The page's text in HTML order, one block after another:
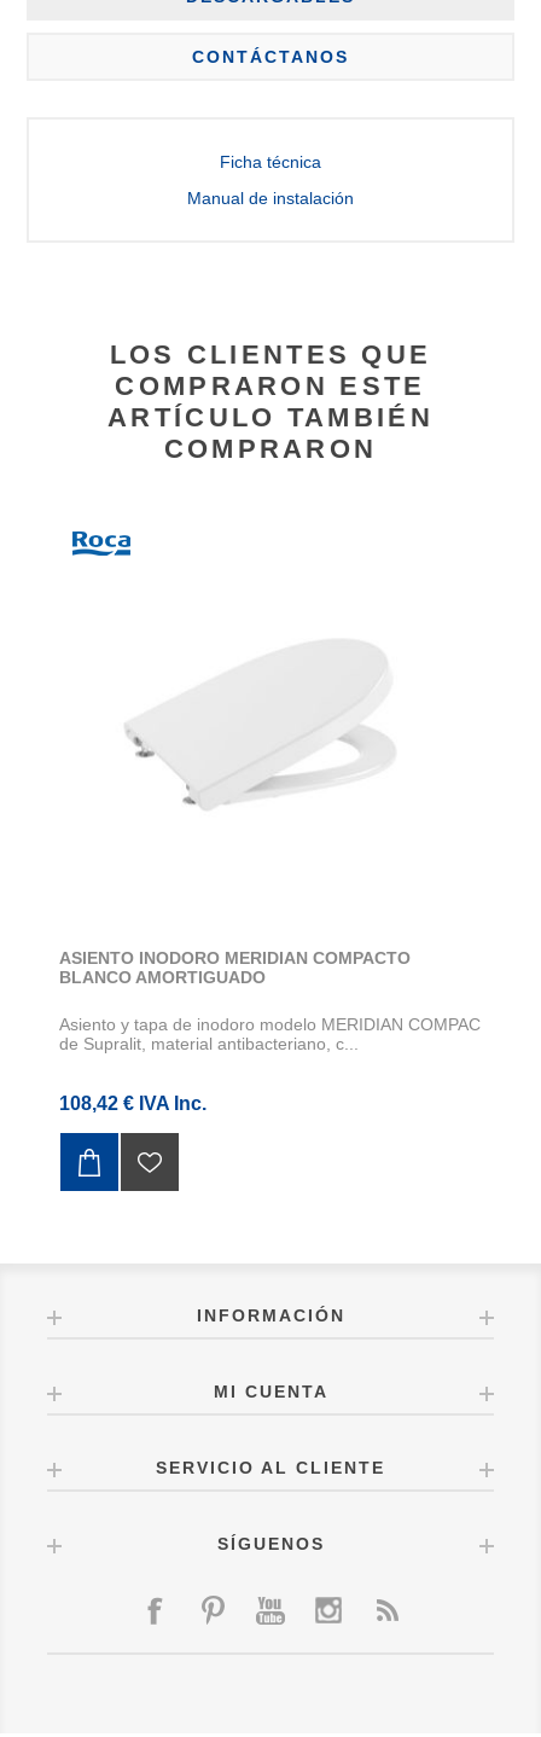
CONTÁCTANOS
Ficha técnica
Manual de instalación
LOS CLIENTES QUE
COMPRARON ESTE
ARTÍCULO TAMBIÉN
COMPRARON
ASIENTO INODORO MERIDIAN COMPACTO
BLANCO AMORTIGUADO
Asiento y tapa de inodoro modelo MERIDIAN COMPAC
de Supralit, material antibacteriano, c...
108,42 € IVA Inc.
INFORMACIÓN
MI CUENTA
SERVICIO AL CLIENTE
SÍGUENOS